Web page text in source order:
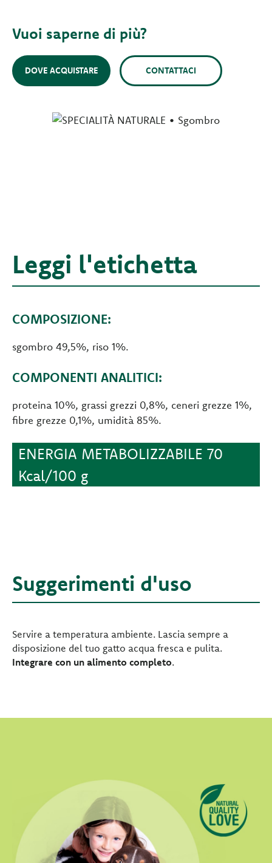
Vuoi saperne di più?
DOVE ACQUISTARE CONTATTACI
Leggi l'etichetta
COMPOSIZIONE:
sgombro 49,5%, riso 1%.
COMPONENTI ANALITICI:
proteina 10%, grassi grezzi 0,8%, ceneri grezze 1%,
fibre grezze 0,1%, umidità 85%.
ENERGIA METABOLIZZABILE 70
Kcal/100 g
Suggerimenti d'uso
Servire a temperatura ambiente. Lascia sempre a
disposizione del tuo gatto acqua fresca e pulita.
Integrare con un alimento completo.